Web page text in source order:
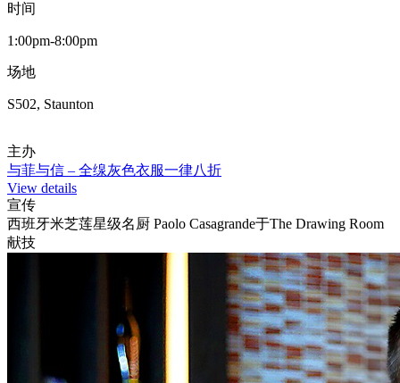
时间
1:00pm-8:00pm
场地
S502, Staunton
主办
与菲与信 – 全缐灰色衣服一律八折
View details
宣传
西班牙米芝莲星级名厨 Paolo Casagrande于The Drawing Room
献技